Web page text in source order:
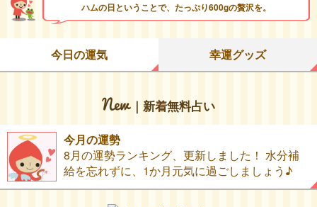
ハムの日ということで、たっぷり600gの贅沢を。
今日の運気 幸運グッズ
｜新着無料占い
今月の運勢
8月の運勢ランキング、更新しました！ 水分補
給を忘れずに、1か月元気に過ごしましょう♪